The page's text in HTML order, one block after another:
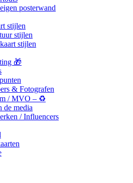
posterwand
stijlen
stijlen
stijlen
🎁
& Fotografen
/ MVO – ♻️
de media
/ Influencers